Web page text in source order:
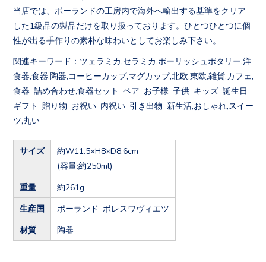
当店では、ポーランドの工房内で海外へ輸出する基準をクリア
した1級品の製品だけを取り扱っております。ひとつひとつに個
性が出る手作りの素朴な味わいとしてお楽しみ下さい。
関連キーワード：ツェラミカ,セラミカ,ポーリッシュポタリー,洋
食器,食器,陶器,コーヒーカップ,マグカップ,北欧,東欧,雑貨,カフェ,
食器 詰め合わせ,食器セット ペア お子様 子供 キッズ 誕生日
ギフト 贈り物 お祝い 内祝い 引き出物 新生活,おしゃれ,スイー
ツ,丸い
サイズ
約W11.5×H8×D8.6cm
(容量:約250ml)
重量 約261g
生産国 ポーランド ボレスワヴィエツ
材質 陶器